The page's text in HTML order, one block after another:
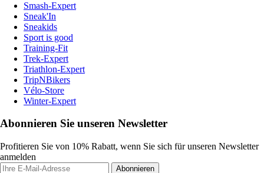
Smash-Expert
Sneak'In
Sneakids
Sport is good
Training-Fit
Trek-Expert
Triathlon-Expert
TripNBikers
Vélo-Store
Winter-Expert
Abonnieren Sie unseren Newsletter
Profitieren Sie von 10% Rabatt, wenn Sie sich für unseren Newsletter
anmelden
Abonnieren